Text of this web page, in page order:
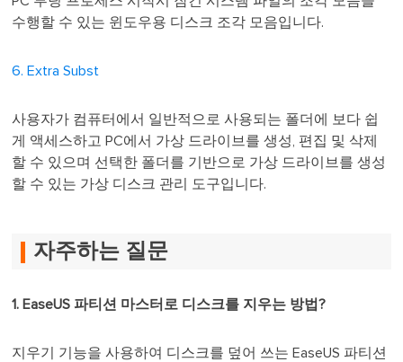
수행할 수 있는 윈도우용 디스크 조각 모음입니다.
6. Extra Subst
사용자가 컴퓨터에서 일반적으로 사용되는 폴더에 보다 쉽
게 액세스하고 PC에서 가상 드라이브를 생성, 편집 및 삭제
할 수 있으며 선택한 폴더를 기반으로 가상 드라이브를 생성
할 수 있는 가상 디스크 관리 도구입니다.
자주하는 질문
1. EaseUS 파티션 마스터로 디스크를 지우는 방법?
지우기 기능을 사용하여 디스크를 덮어 쓰는 EaseUS 파티션